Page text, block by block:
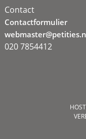
Contact
Contactformulier
020 7854412